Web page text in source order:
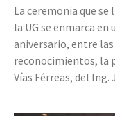
La ceremonia que se
la UG se enmarca en
aniversario, entre
reconocimientos, la
Vías Férreas, del